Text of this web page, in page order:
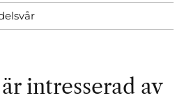
intresserad av